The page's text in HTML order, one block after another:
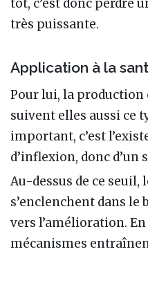
tôt, c’est donc perdre
très puissante.
Application à la
Pour lui, la production
suivent elles aussi ce
important, c’est
d’inflexion, donc d’un
Au-dessus de ce seuil,
s’enclenchent dans le
vers l’amélioration.
mécanismes